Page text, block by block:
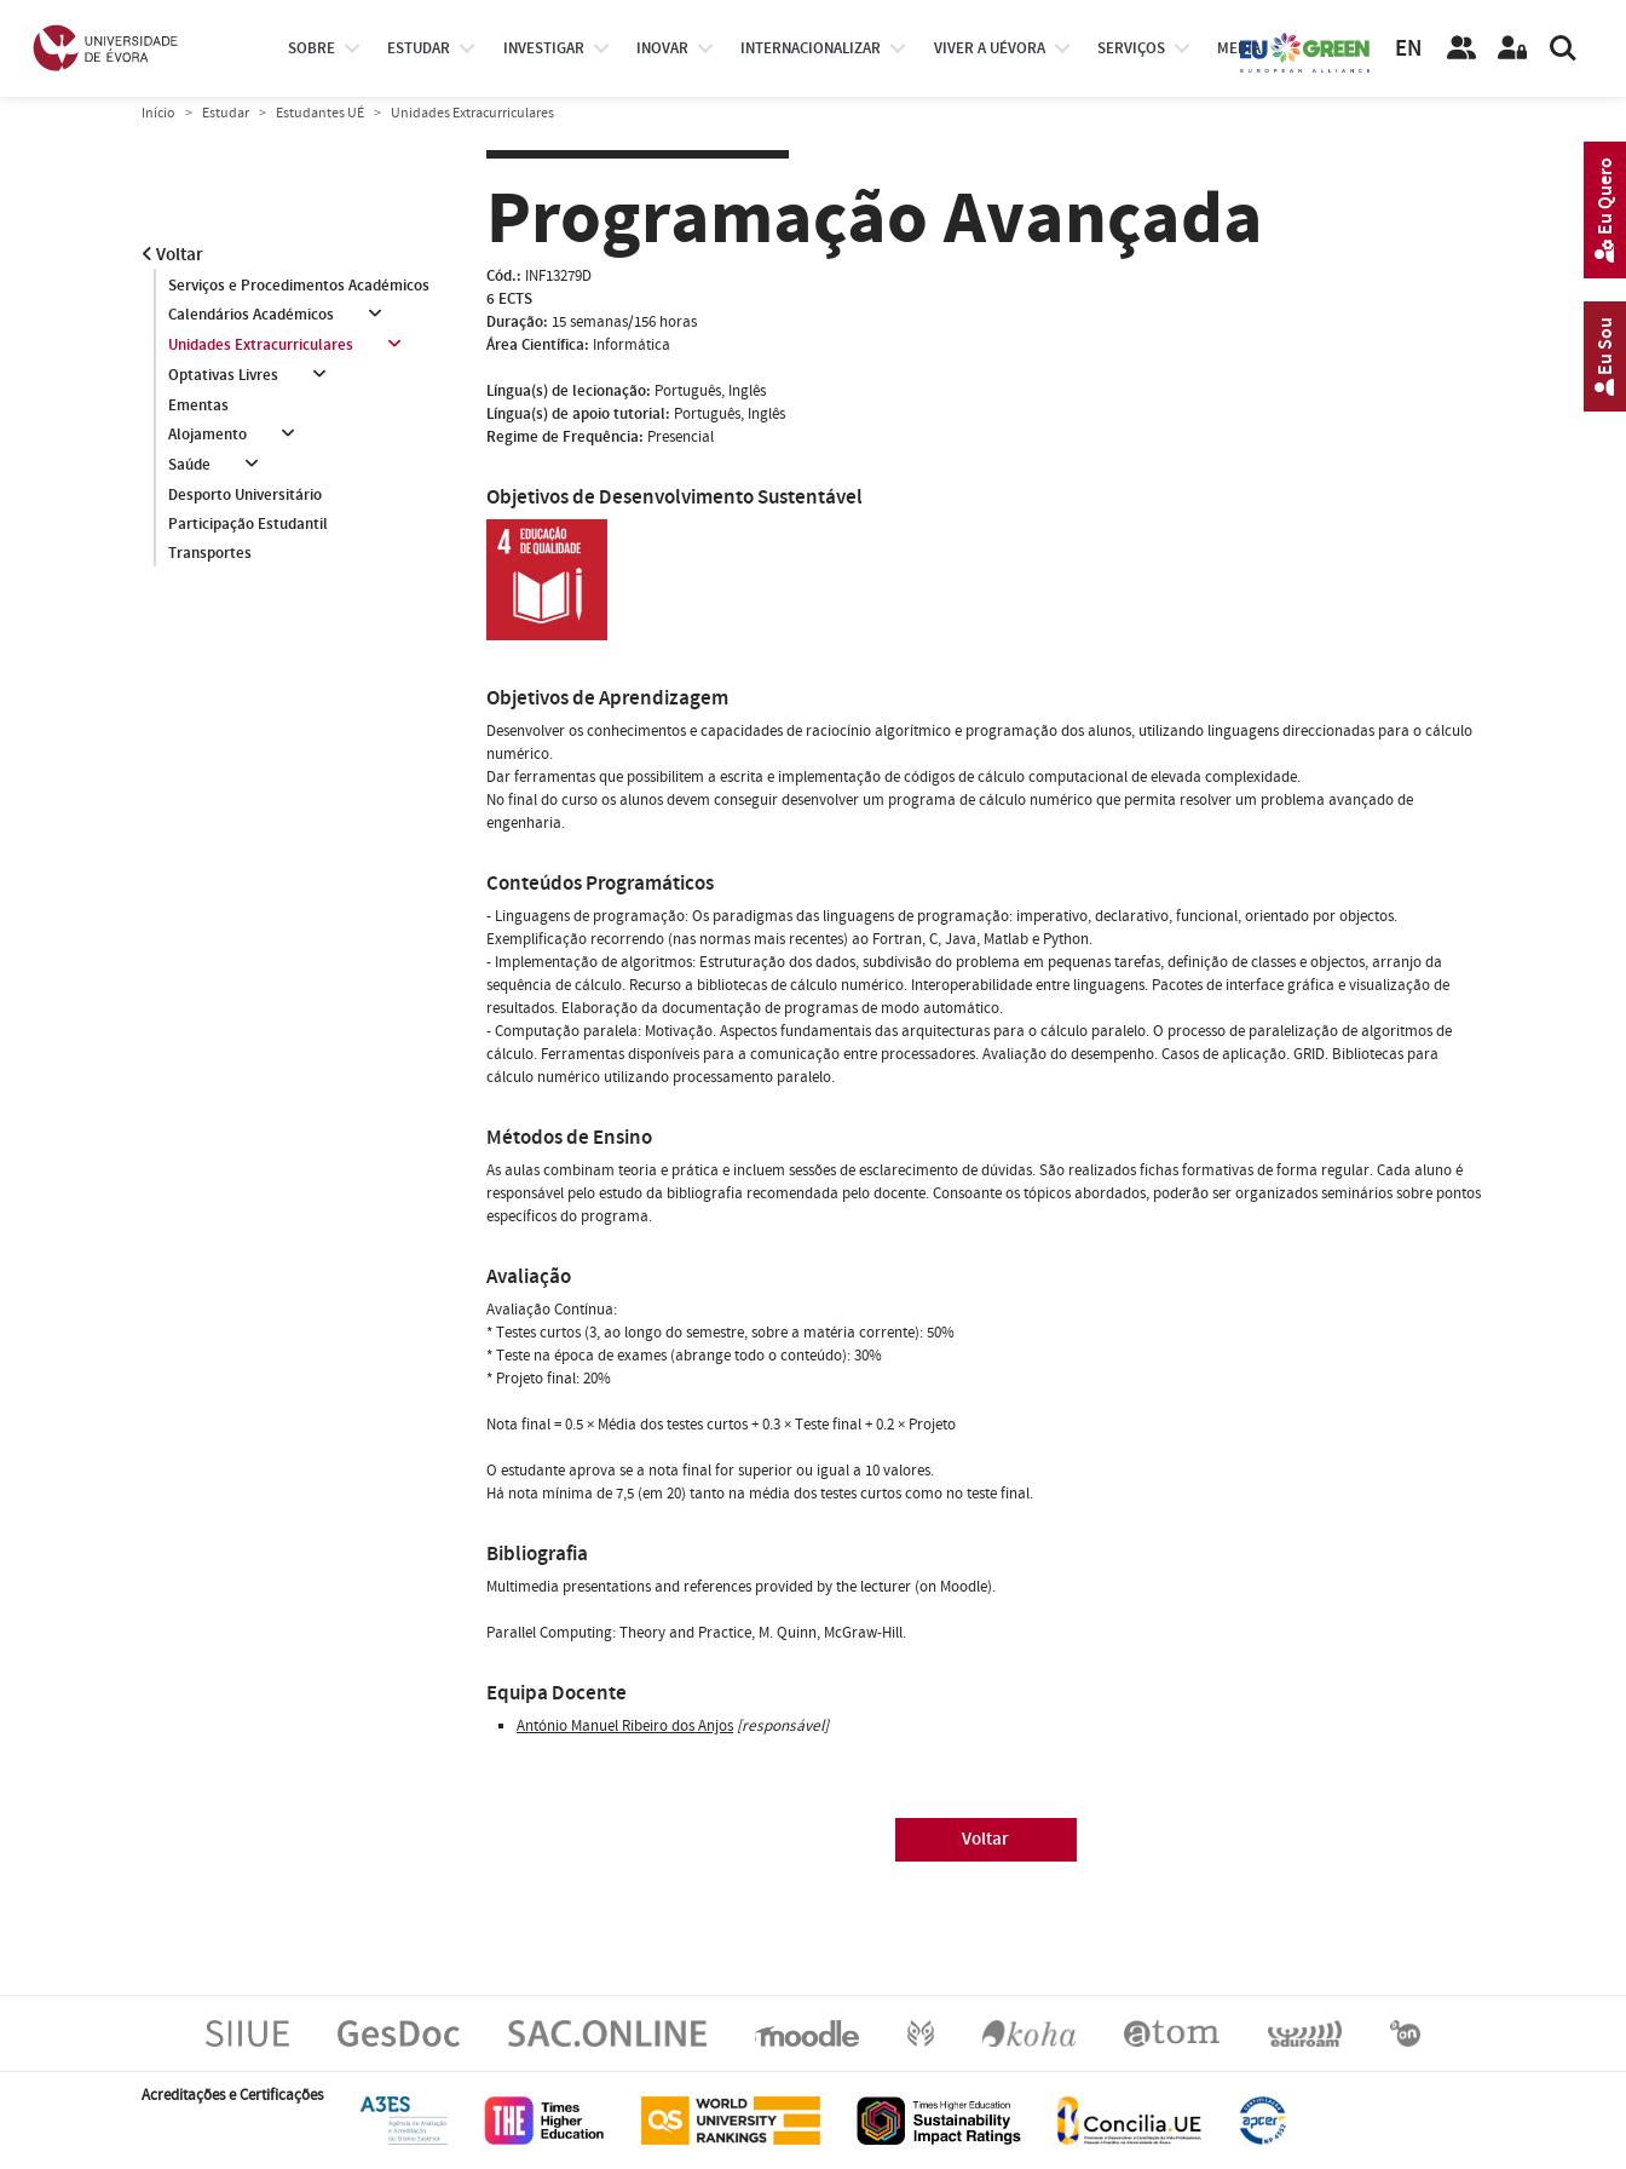
SOBRE ESTUDAR INVESTIGAR INOVAR INTERNACIONALIZAR VIVER A UÉVORA SERVIÇOS MEDIA EN
Início Estudar Estudantes UÉ Unidades Extracurriculares
Voltar
Serviços e Procedimentos Académicos
Calendários Académicos
Unidades Extracurriculares
Optativas Livres
Ementas
Alojamento
Saúde
Desporto Universitário
Participação Estudantil
Transportes
Programação Avançada
Cód.: INF13279D
6 ECTS
Duração: 15 semanas/156 horas
Área Científica: Informática
Língua(s) de lecionação: Português, Inglês
Língua(s) de apoio tutorial: Português, Inglês
Regime de Frequência: Presencial
Objetivos de Desenvolvimento Sustentável
Objetivos de Aprendizagem
Desenvolver os conhecimentos e capacidades de raciocínio algorítmico e programação dos alunos, utilizando linguagens direccionadas para o cálculo
numérico.
Dar ferramentas que possibilitem a escrita e implementação de códigos de cálculo computacional de elevada complexidade.
No final do curso os alunos devem conseguir desenvolver um programa de cálculo numérico que permita resolver um problema avançado de
engenharia.
Conteúdos Programáticos
- Linguagens de programação: Os paradigmas das linguagens de programação: imperativo, declarativo, funcional, orientado por objectos.
Exemplificação recorrendo (nas normas mais recentes) ao Fortran, C, Java, Matlab e Python.
- Implementação de algoritmos: Estruturação dos dados, subdivisão do problema em pequenas tarefas, definição de classes e objectos, arranjo da
sequência de cálculo. Recurso a bibliotecas de cálculo numérico. Interoperabilidade entre linguagens. Pacotes de interface gráfica e visualização de
resultados. Elaboração da documentação de programas de modo automático.
- Computação paralela: Motivação. Aspectos fundamentais das arquitecturas para o cálculo paralelo. O processo de paralelização de algoritmos de
cálculo. Ferramentas disponíveis para a comunicação entre processadores. Avaliação do desempenho. Casos de aplicação. GRID. Bibliotecas para
cálculo numérico utilizando processamento paralelo.
Métodos de Ensino
As aulas combinam teoria e prática e incluem sessões de esclarecimento de dúvidas. São realizados fichas formativas de forma regular. Cada aluno é
responsável pelo estudo da bibliografia recomendada pelo docente. Consoante os tópicos abordados, poderão ser organizados seminários sobre pontos
específicos do programa.
Avaliação
Avaliação Contínua:
* Testes curtos (3, ao longo do semestre, sobre a matéria corrente): 50%
* Teste na época de exames (abrange todo o conteúdo): 30%
* Projeto final: 20%
Nota final = 0.5 × Média dos testes curtos + 0.3 × Teste final + 0.2 × Projeto
O estudante aprova se a nota final for superior ou igual a 10 valores.
Há nota mínima de 7,5 (em 20) tanto na média dos testes curtos como no teste final.
Bibliografia
Multimedia presentations and references provided by the lecturer (on Moodle).
Parallel Computing: Theory and Practice, M. Quinn, McGraw-Hill.
Equipa Docente
António Manuel Ribeiro dos Anjos [responsável]
Voltar
Acreditações e Certificações
Eu Sou
Eu Quero